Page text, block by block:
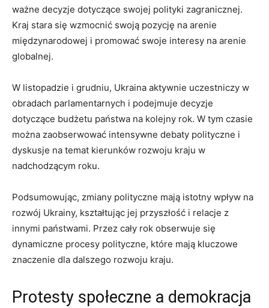
ważne decyzje dotyczące swojej polityki⁤ zagranicznej.
Kraj stara się wzmocnić swoją‌ pozycję na‌ arenie
międzynarodowej ⁤i promować swoje interesy na ⁤arenie
‌globalnej.
W listopadzie i grudniu, Ukraina aktywnie uczestniczy w
obradach parlamentarnych i podejmuje decyzje
dotyczące budżetu państwa na ‍kolejny​ rok. W tym ‌czasie
można⁣ zaobserwować intensywne debaty ⁢polityczne​ i
dyskusje na ⁣temat kierunków rozwoju kraju w
nadchodzącym roku.
Podsumowując, ⁣zmiany polityczne mają istotny wpływ na
rozwój Ukrainy, kształtując⁤ jej⁤ przyszłość i relacje ​z
‌innymi ‍państwami.​ Przez cały rok obserwuje się
dynamiczne procesy polityczne, które mają kluczowe⁤
znaczenie dla dalszego ‍rozwoju kraju.
Protesty⁤ społeczne a demokracja